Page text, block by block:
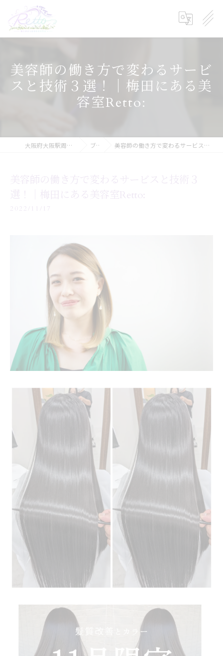
美容師の働き方で変わるサービ
スと技術３選！｜梅田にある美
容室Retto:
大阪府大阪駅周辺の美容院ならRetto: ブログ 美容師の働き方で変わるサービスと技術３選！｜梅田にある美容室Retto:
美容師の働き方で変わるサービスと技術３
選！｜梅田にある美容室Retto:
2022/11/17